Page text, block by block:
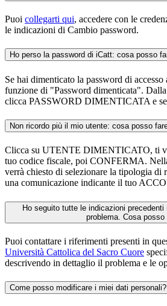
Puoi collegarti qui, accedere con le
le indicazioni di Cambio password.
Ho perso la password di iCatt: cosa posso
Se hai dimenticato la password di
funzione di "Password dimenticata".
clicca PASSWORD DIMENTICATA e
Non ricordo più il mio utente: cosa posso
Clicca su UTENTE DIMENTICATO, ti
tuo codice fiscale, poi CONFERMA.
verrà chiesto di selezionare la tipologia di
una comunicazione indicante il tuo
Ho seguito tutte le indicazioni
problema. Cosa posso
Puoi contattare i riferimenti presenti in
Università Cattolica del Sacro Cuore
descrivendo in dettaglio il problema e le
Come posso modificare i miei dati personali?